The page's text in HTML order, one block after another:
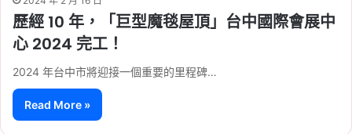
歷經 10 年，「巨型魔毯屋頂」台中國際會展中
心 2024 完工！
2024 年台中市將迎接一個重要的里程碑…
Read More »